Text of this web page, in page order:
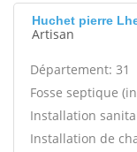
Huchet pierre
Artisan
Département: 31
Fosse septique
Installation
Installation de